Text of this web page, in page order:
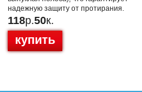
надежную защиту от протирания.
118р.50к.
купить